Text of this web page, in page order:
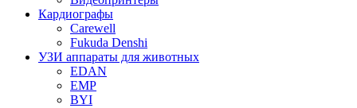
Кардиографы
Carewell
Fukuda Denshi
УЗИ аппараты для животных
EDAN
EMP
BYI